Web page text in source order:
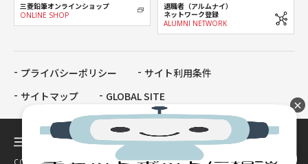
三菱鉛筆オンラインショップ
ONLINE SHOP
退職者（アルムナイ）
ネットワーク登録
ALUMNI NETWORK
プライバシーポリシー
サイト利用条件
サイトマップ
GLOBAL SITE
COPYRIGHT MITSUBISHI PENCIL COMPANY, LIMITED All Rights Reserved.
×